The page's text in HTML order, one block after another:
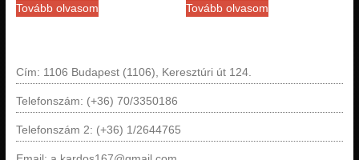
Tovább olvasom Tovább olvasom
Cím: 1106 Budapest (1106), Keresztúri út 124.
Telefonszám: (+36) 70/3350186
Telefonszám 2: (+36) 1/2644765